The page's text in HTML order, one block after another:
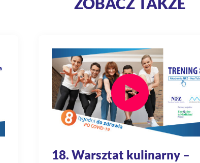
18. Warsztat kulinarny –